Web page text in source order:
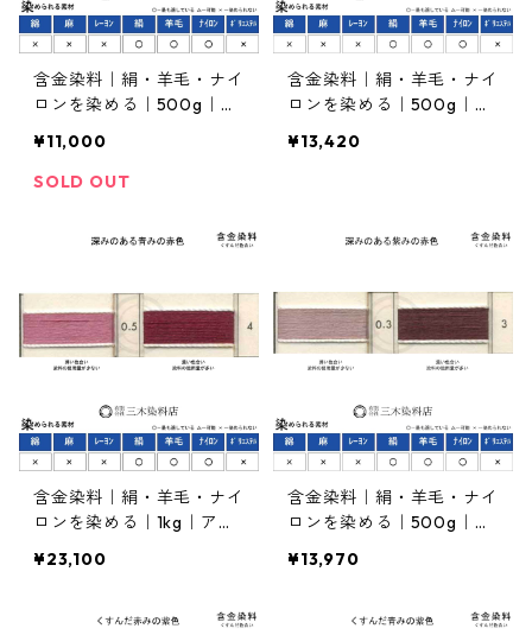
含金染料｜絹・羊毛・ナイ
ロンを染める｜500g｜カ
みのある赤色）
¥11,000
SOLD OUT
含金染料｜絹・羊毛・ナイ
ロンを染める｜500g｜ア
みのある青みの赤色）
¥13,420
含金染料｜絹・羊毛・ナイ
ロンを染める｜1kg｜アシ
のある青みの赤色）
¥23,100
含金染料｜絹・羊毛・ナイ
ロンを染める｜500g｜ニ
LD（深みのある紫みの赤
¥13,970